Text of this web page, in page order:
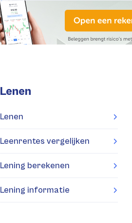
Lenen
Lenen
Leenrentes vergelijken
Lening berekenen
Lening informatie